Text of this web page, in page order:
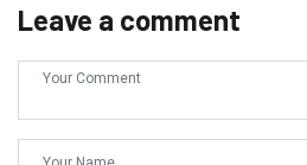
Leave a comment